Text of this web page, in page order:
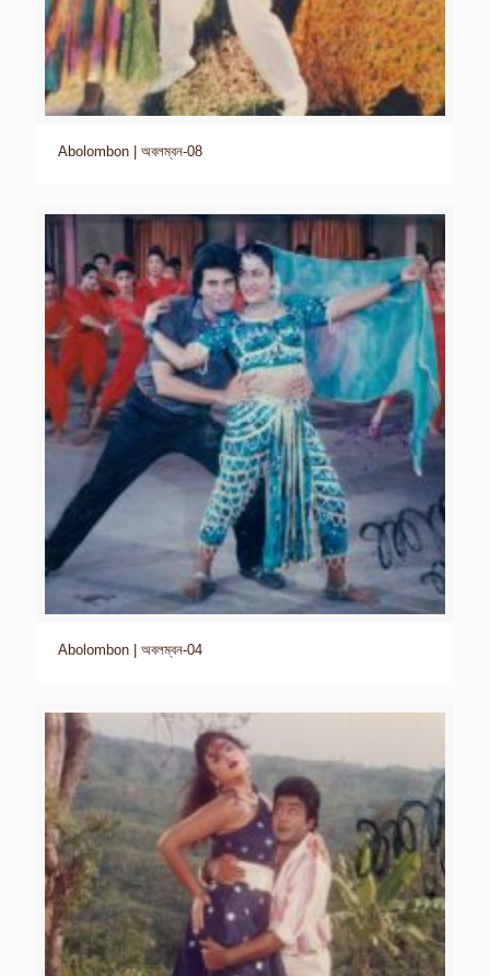
Abolombon | অবলম্বন-08
Abolombon | অবলম্বন-04